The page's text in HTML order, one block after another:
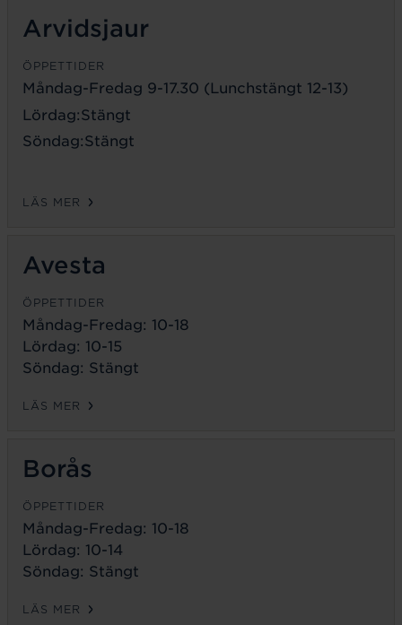
Arvidsjaur
ÖPPETTIDER
Måndag-Fredag 9-17.30 (Lunchstängt 12-13)
Lördag:Stängt
Söndag:Stängt
LÄS MER
Avesta
ÖPPETTIDER
Måndag-Fredag: 10-18
Lördag: 10-15
Söndag: Stängt
LÄS MER
Borås
ÖPPETTIDER
Måndag-Fredag: 10-18
Lördag: 10-14
Söndag: Stängt
LÄS MER